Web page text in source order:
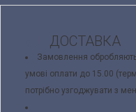
ДОСТАВКА
Замовлення
умові оплати до 15.00
потрібно узгоджувати з